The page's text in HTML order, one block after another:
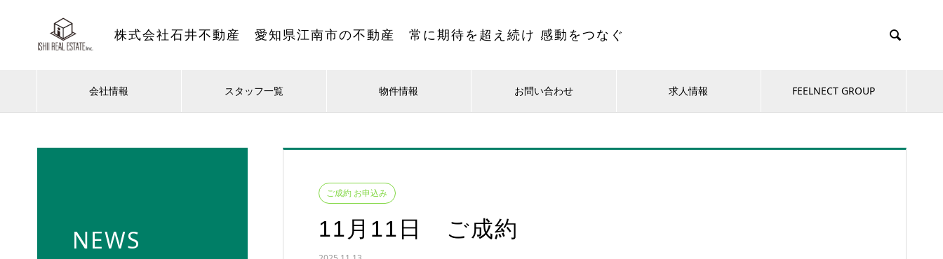
株式会社石井不動産 愛知県江南市の不動産 常に期待を超え続け 感動をつなぐ 
会社情報 スタッフ一覧 物件情報 お問い合わせ 求人情報 FEELNECT GROUP
NEWS
ご成約 お申込み
11月11日 ご成約